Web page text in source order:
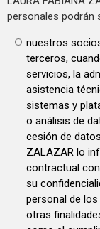
personales podrán
nuestros
terceros,
servicios, la
asistencia
sistemas y
o análisis de
cesión de
ZALAZAR lo
contractual
su
personal de
otras